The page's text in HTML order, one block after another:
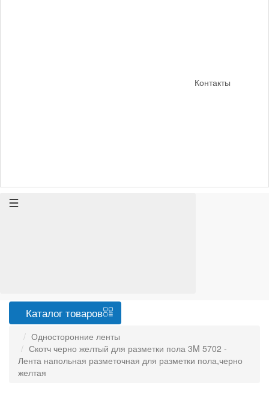
Контакты
Каталог товаров
Односторонние ленты
Скотч черно желтый для разметки пола 3M 5702 -
Лента напольная разметочная для разметки пола,черно
желтая